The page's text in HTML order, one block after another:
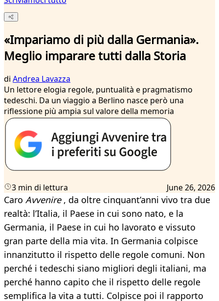
«Impariamo di più dalla Germania».
Meglio imparare tutti dalla Storia
di Andrea Lavazza
Un lettore elogia regole, puntualità e pragmatismo
tedeschi. Da un viaggio a Berlino nasce però una
riflessione più ampia sul valore della memoria
3 min di lettura June 26, 2026
Caro Avvenire, da oltre cinquant’anni vivo tra due
realtà: l’Italia, il Paese in cui sono nato, e la
Germania, il Paese in cui ho lavorato e vissuto
gran parte della mia vita. In Germania colpisce
innanzitutto il rispetto delle regole comuni. Non
perché i tedeschi siano migliori degli italiani, ma
perché hanno capito che il rispetto delle regole
semplifica la vita a tutti. Colpisce poi il rapporto